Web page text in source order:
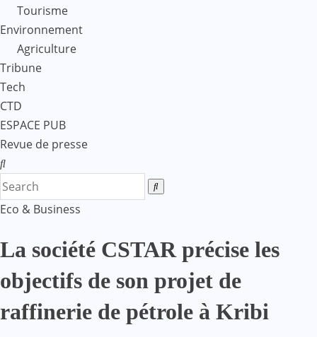
Tourisme
Environnement
Agriculture
Tribune
Tech
CTD
ESPACE PUB
Revue de presse
Eco & Business
La société CSTAR précise les
objectifs de son projet de
raffinerie de pétrole à Kribi